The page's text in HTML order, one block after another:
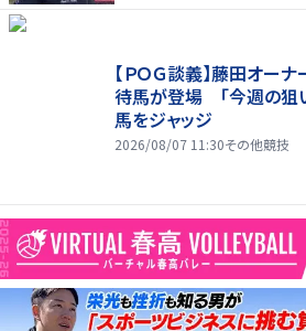
【ＰＯＧ談義】藤田オー
待馬が登場 「今週の狙
馬をジャッジ
2026/08/07 11:30その他競技